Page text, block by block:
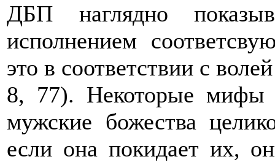
ДБП наглядно
исполнением
это в соответствии с
8, 77). Некоторые мифы
мужские божества
если она покидает их,